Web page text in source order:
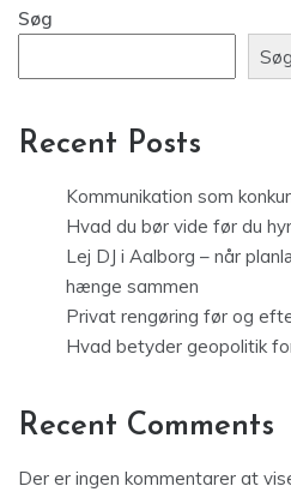
Søg
Søg
Recent Posts
Kommunikation som
Hvad du bør vide før du
Lej DJ i Aalborg – når
hænge sammen
Privat rengøring før og
Hvad betyder geopolitik
Recent Comments
Der er ingen kommentarer at